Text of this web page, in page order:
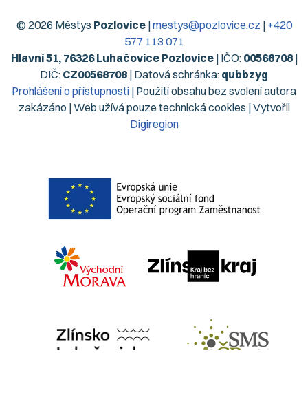
© 2026 Městys Pozlovice|mestys@pozlovice.cz | +420
577 113 071
Hlavní 51, 76326 Luhačovice Pozlovice| IČO: 00568708|
DIČ: CZ00568708 | Datová schránka: qubbzyg
Prohlášení o přístupnosti | Použití obsahu bez svolení autora
zakázáno | Web užívá pouze technická cookies | Vytvořil
Digiregion